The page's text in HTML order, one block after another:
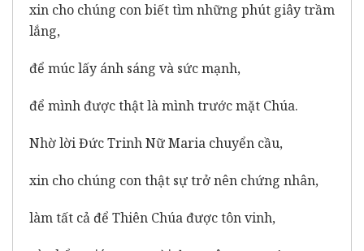
xin cho chúng con biết tìm những phút giây trầm
lắng,
để múc lấy ánh sáng và sức mạnh,
để mình được thật là mình trước mặt Chúa.
Nhờ lời Đức Trinh Nữ Maria chuyển cầu,
xin cho chúng con thật sự trở nên chứng nhân,
làm tất cả để Thiên Chúa được tôn vinh,